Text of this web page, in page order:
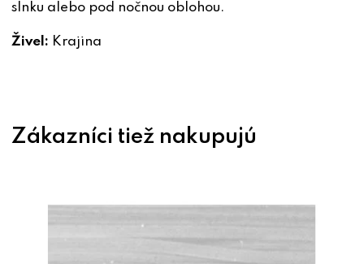
slnku alebo pod nočnou oblohou.
Živel: Krajina